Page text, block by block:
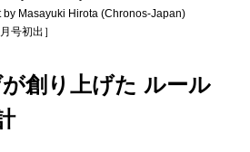
Masayuki Hirota (Chronos-Japan)
号初出］
創り上げた ルール